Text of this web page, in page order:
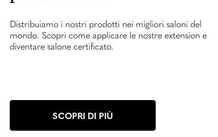
Distribuiamo i nostri prodotti nei migliori saloni del
mondo. Scopri come applicare le nostre extension e
diventare salone certificato.
SCOPRI DI PIÙ